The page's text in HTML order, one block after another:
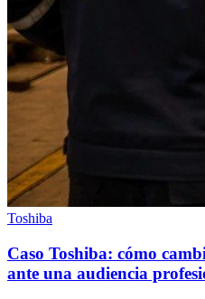
Toshiba
Caso Toshiba: cómo
ante una audiencia